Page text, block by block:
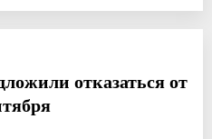
отказаться от